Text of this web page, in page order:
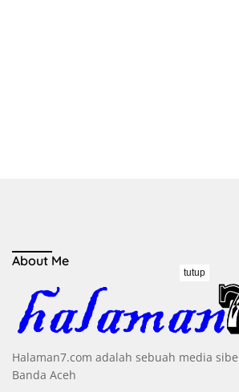
About Me
Halaman7.com adalah sebuah media
Banda Aceh
tutup